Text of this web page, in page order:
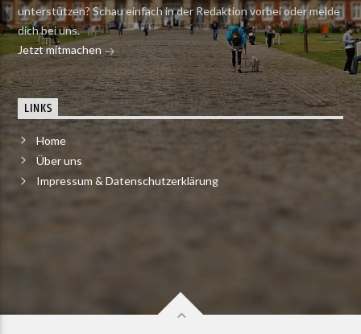
unterstützen? Schau einfach in der Redaktion vorbei oder melde
dich bei uns.
Jetzt mitmachen
LINKS
Home
Über uns
Impressum & Datenschutzerklärung